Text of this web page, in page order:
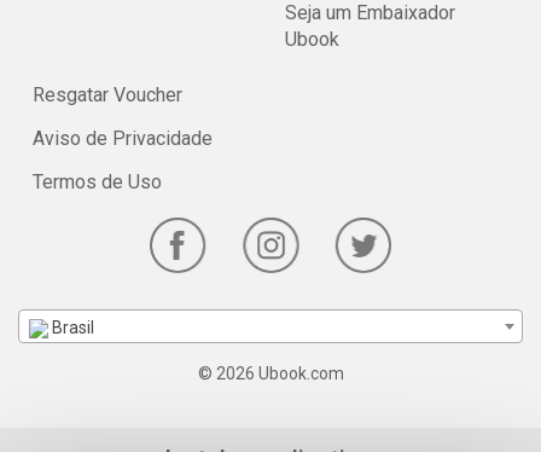
Seja um Embaixador
Ubook
Resgatar Voucher
Aviso de Privacidade
Termos de Uso
Brasil
© 2026 Ubook.com